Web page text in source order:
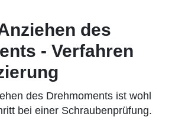
des
- Verfahren
des Drehmoments ist wohl
bei einer Schraubenprüfung.